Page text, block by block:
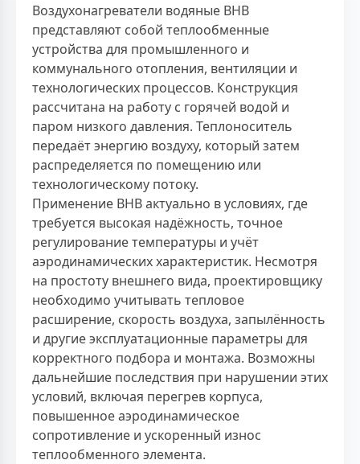
Воздухонагреватели водяные ВНВ
представляют собой теплообменные
устройства для промышленного и
коммунального отопления, вентиляции и
технологических процессов. Конструкция
рассчитана на работу с горячей водой и
паром низкого давления. Теплоноситель
передаёт энергию воздуху, который затем
распределяется по помещению или
технологическому потоку.
Применение ВНВ актуально в условиях, где
требуется высокая надёжность, точное
регулирование температуры и учёт
аэродинамических характеристик. Несмотря
на простоту внешнего вида, проектировщику
необходимо учитывать тепловое
расширение, скорость воздуха, запылённость
и другие эксплуатационные параметры для
корректного подбора и монтажа. Возможны
дальнейшие последствия при нарушении этих
условий, включая перегрев корпуса,
повышенное аэродинамическое
сопротивление и ускоренный износ
теплообменного элемента.